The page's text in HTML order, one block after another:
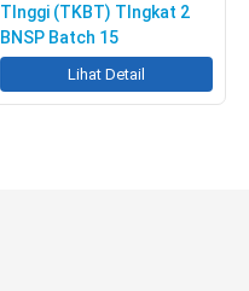
TInggi (TKBT) TIngkat 2
BNSP Batch 15
Lihat Detail